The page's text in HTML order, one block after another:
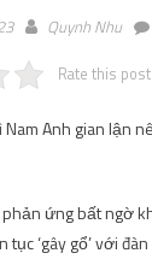
Quynh Nhu
Rate this post
Nam Anh gian lận
phản ứng bất ngờ
tục ‘gây gổ’ với